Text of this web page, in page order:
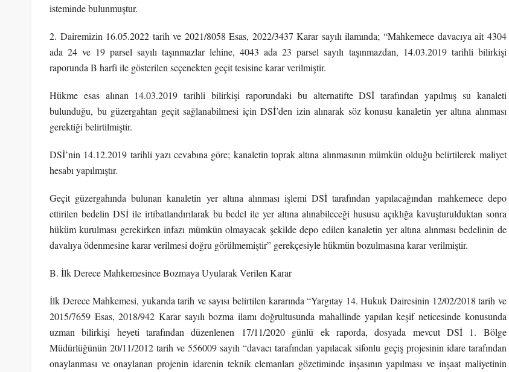
isteminde bulunmuştur.
2. Dairemizin 16.05.2022 tarih ve 2021/8058 Esas, 2022/3437 Karar sayılı ilamında; “Mahkemece davacıya ait 4304
ada 24 ve 19 parsel sayılı taşınmazlar lehine, 4043 ada 23 parsel sayılı taşınmazdan, 14.03.2019 tarihli bilirkişi
raporunda B harfi ile gösterilen seçenekten geçit tesisine karar verilmiştir.
Hükme esas alınan 14.03.2019 tarihli bilirkişi raporundaki bu alternatifte DSİ tarafından yapılmış su kanaleti
bulunduğu, bu güzergahtan geçit sağlanabilmesi için DSİ’den izin alınarak söz konusu kanaletin yer altına alınması
gerektiği belirtilmiştir.
DSİ’nin 14.12.2019 tarihli yazı cevabına göre; kanaletin toprak altına alınmasının mümkün olduğu belirtilerek maliyet
hesabı yapılmıştır.
Geçit güzergahında bulunan kanaletin yer altına alınması işlemi DSİ tarafından yapılacağından mahkemece depo
ettirilen bedelin DSİ ile irtibatlandırılarak bu bedel ile yer altına alınabileceği hususu açıklığa kavuşturulduktan sonra
hüküm kurulması gerekirken infazı mümkün olmayacak şekilde depo edilen kanaletin yer altına alınması bedelinin de
davalıya ödenmesine karar verilmesi doğru görülmemiştir” gerekçesiyle hükmün bozulmasına karar verilmiştir.
B. İlk Derece Mahkemesince Bozmaya Uyularak Verilen Karar
İlk Derece Mahkemesi, yukarıda tarih ve sayısı belirtilen kararında “Yargıtay 14. Hukuk Dairesinin 12/02/2018 tarih ve
2015/7659 Esas, 2018/942 Karar sayılı bozma ilamı doğrultusunda mahallinde yapılan keşif neticesinde konusunda
uzman bilirkişi heyeti tarafından düzenlenen 17/11/2020 günlü ek raporda, dosyada mevcut DSİ 1. Bölge
Müdürlüğünün 20/11/2012 tarih ve 556009 sayılı “davacı tarafından yapılacak sifonlu geçiş projesinin idare tarafından
onaylanması ve onaylanan projenin idarenin teknik elemanları gözetiminde inşasının yapılması ve inşaat maliyetinin